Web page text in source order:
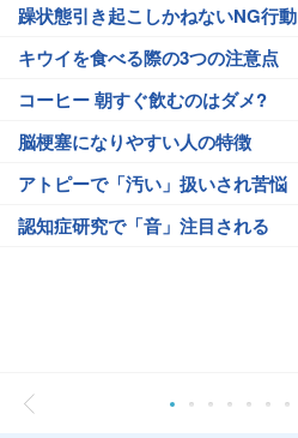
躁状態引き起こしかねないNG行動
キウイを食べる際の3つの注意点
コーヒー 朝すぐ飲むのはダメ?
脳梗塞になりやすい人の特徴
アトピーで「汚い」扱いされ苦悩
認知症研究で「音」注目される